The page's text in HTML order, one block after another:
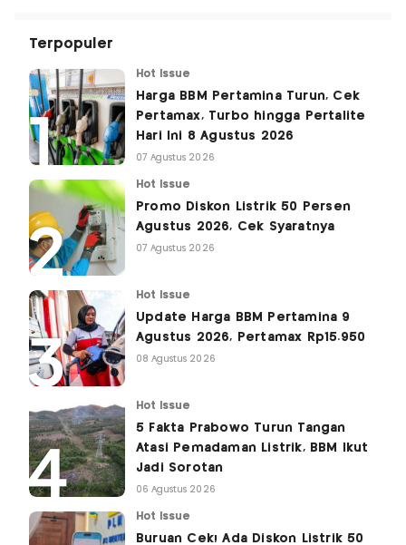
Terpopuler
Hot Issue
Harga BBM Pertamina Turun, Cek
Pertamax, Turbo hingga Pertalite
Hari Ini 8 Agustus 2026
07 Agustus 2026
Hot Issue
Promo Diskon Listrik 50 Persen
Agustus 2026, Cek Syaratnya
07 Agustus 2026
Hot Issue
Update Harga BBM Pertamina 9
Agustus 2026, Pertamax Rp15.950
08 Agustus 2026
Hot Issue
5 Fakta Prabowo Turun Tangan
Atasi Pemadaman Listrik, BBM Ikut
Jadi Sorotan
06 Agustus 2026
Hot Issue
Buruan Cek! Ada Diskon Listrik 50